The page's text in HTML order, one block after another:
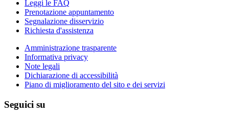
Leggi le FAQ
Prenotazione appuntamento
Segnalazione disservizio
Richiesta d'assistenza
Amministrazione trasparente
Informativa privacy
Note legali
Dichiarazione di accessibilità
Piano di miglioramento del sito e dei servizi
Seguici su